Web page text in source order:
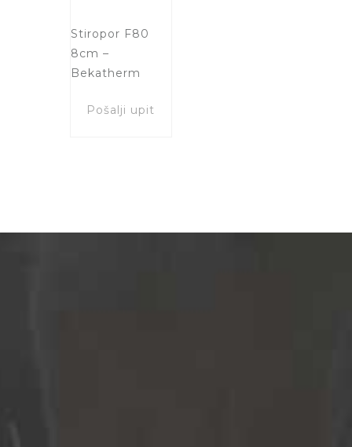
Stiropor F80
8cm –
Bekatherm
Pošalji upit